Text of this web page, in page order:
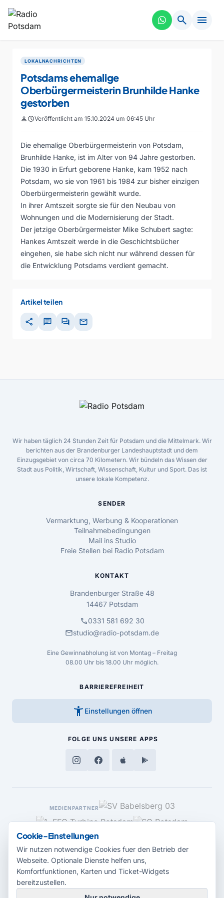
search menu
LOKALNACHRICHTEN
Potsdams ehemalige
Oberbürgermeisterin Brunhilde Hanke
gestorben
personscheduleVeröffentlicht am 15.10.2024 um 06:45 Uhr
Die ehemalige Oberbürgermeisterin von Potsdam,
Brunhilde Hanke, ist im Alter von 94 Jahre gestorben.
Die 1930 in Erfurt geborene Hanke, kam 1952 nach
Potsdam, wo sie von 1961 bis 1984 zur bisher einzigen
Oberbürgermeisterin gewählt wurde.
In ihrer Amtszeit sorgte sie für den Neubau von
Wohnungen und die Modernisierung der Stadt.
Der jetzige Oberbürgermeister Mike Schubert sagte:
Hankes Amtszeit werde in die Geschichtsbücher
eingehen, sie habe sich nicht nur während dessen für
die Entwicklung Potsdams verdient gemacht.
Artikel teilen
share chat forum mail
Wir haben täglich 24 Stunden Zeit für Potsdam und die Mittelmark. Wir
berichten aus der Brandenburger Landeshauptstadt und dem
Einzugsgebiet von circa 70 Kilometern. Wir bündeln das Wissen der
Stadt aus Politik, Wirtschaft, Wissenschaft, Kultur und Sport. Das ist
unsere lokale Kompetenz.
SENDER
Vermarktung, Werbung & Kooperationen
Teilnahmebedingungen
Mail ins Studio
Freie Stellen bei Radio Potsdam
KONTAKT
Brandenburger Straße 48
14467 Potsdam
call0331 581 692 30
mailstudio@radio-potsdam.de
Eine Gewinnabholung ist von Montag – Freitag
08.00 Uhr bis 18.00 Uhr möglich.
BARRIEREFREIHEIT
accessibility_new Einstellungen öffnen
FOLGE UNS UNSERE APPS
MEDIENPARTNER
Cookie-Einstellungen
Wir nutzen notwendige Cookies fuer den Betrieb der
Webseite. Optionale Dienste helfen uns,
Komfortfunktionen, Karten und Ticket-Widgets
bereitzustellen.